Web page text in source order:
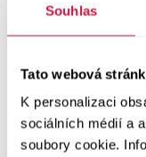
Souhlas
Tato webová
K personalizaci
sociálních médií a
soubory cookie.